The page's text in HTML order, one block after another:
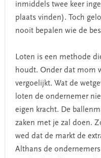
inmiddels twee keer
plaats vinden). Toch
nooit bepalen wie de
Loten is een methode
houdt. Onder dat mom
vergoelijkt. Wat de
loten de ondernemer
eigen kracht. De
zaken met je zal doen.
wed dat de markt de
Althans de